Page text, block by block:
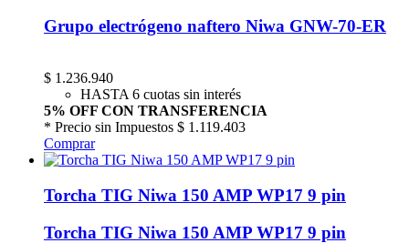
Grupo electrógeno naftero Niwa GNW-70-ER
$ 1.236.940
HASTA 6 cuotas sin interés
5% OFF CON TRANSFERENCIA
* Precio sin Impuestos $ 1.119.403
Comprar
Torcha TIG Niwa 150 AMP WP17 9 pin
Torcha TIG Niwa 150 AMP WP17 9 pin